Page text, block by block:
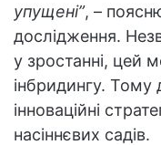
упущені”, –
дослідження.
у зростанні, цей
інбридингу. Тому
інноваційні
насіннєвих садів.